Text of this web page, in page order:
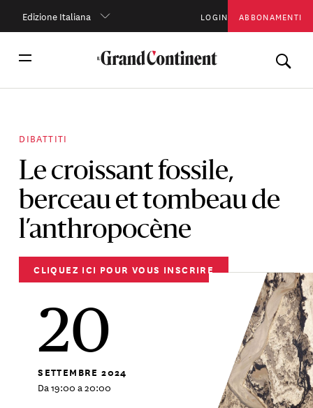
Edizione Italiana LOGIN ABBONAMENTI
DIBATTITI
Le croissant fossile,
berceau et tombeau de
l’anthropocène
CLIQUEZ ICI POUR VOUS INSCRIRE
20
SETTEMBRE 2024
Da 19:00 a 20:00